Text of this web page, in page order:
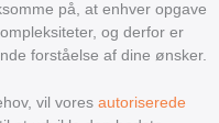
på, at enhver opgave
og derfor er
forståelse af dine ønsker.
vil vores autoriserede